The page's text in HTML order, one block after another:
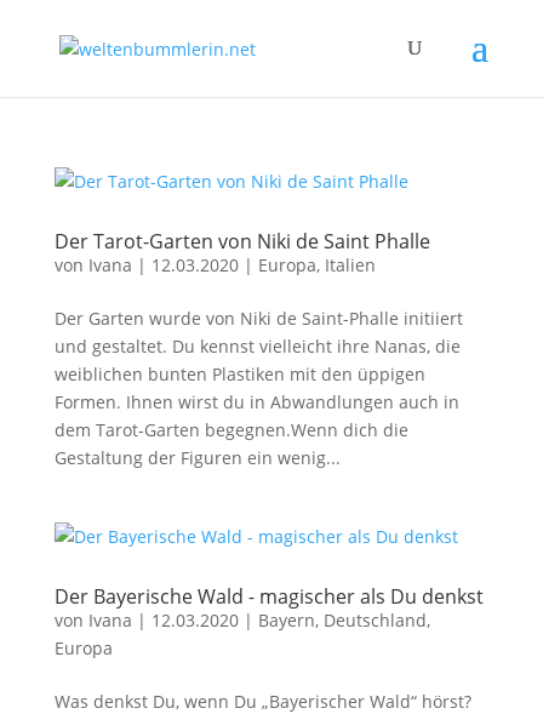
Der Tarot-Garten von Niki de Saint Phalle
von Ivana | 12.03.2020| Europa, Italien
Der Garten wurde von Niki de Saint-Phalle initiiert
und gestaltet. Du kennst vielleicht ihre Nanas, die
weiblichen bunten Plastiken mit den üppigen
Formen. Ihnen wirst du in Abwandlungen auch in
dem Tarot-Garten begegnen.Wenn dich die
Gestaltung der Figuren ein wenig...
Der Bayerische Wald - magischer als Du denkst
von Ivana | 12.03.2020| Bayern, Deutschland,
Europa
Was denkst Du, wenn Du „Bayerischer Wald“ hörst?